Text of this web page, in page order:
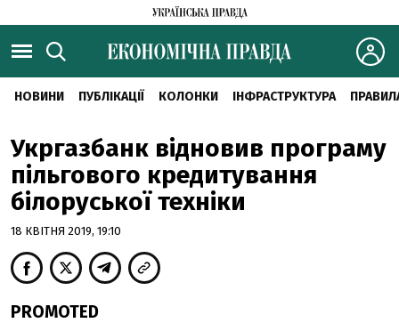
НОВИНИ ПУБЛІКАЦІЇ КОЛОНКИ ІНФРАСТРУКТУРА
Укргазбанк відновив програму
пільгового кредитування
білоруської техніки
18 КВІТНЯ 2019, 19:10
PROMOTED